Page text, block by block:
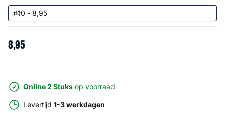
8,95
Online 2 Stuks op voorraad
Levertijd 1-3 werkdagen